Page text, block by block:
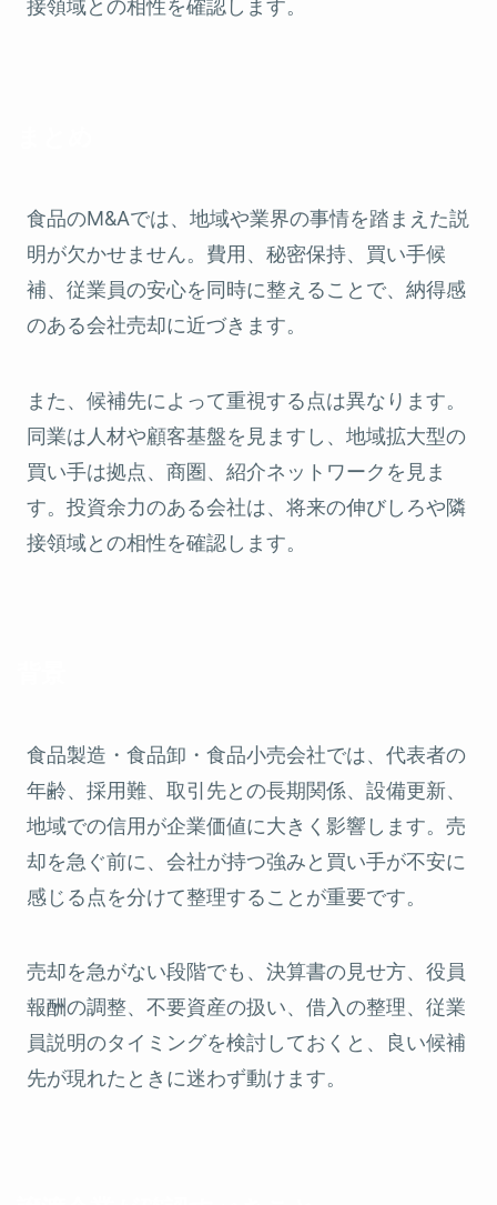
接領域との相性を確認します。
食品のM&Aでは、地域や業界の事情を踏まえた説
明が欠かせません。費用、秘密保持、買い手候
補、従業員の安心を同時に整えることで、納得感
のある会社売却に近づきます。
また、候補先によって重視する点は異なります。
同業は人材や顧客基盤を見ますし、地域拡大型の
買い手は拠点、商圏、紹介ネットワークを見ま
す。投資余力のある会社は、将来の伸びしろや隣
接領域との相性を確認します。
食品製造・食品卸・食品小売会社では、代表者の
年齢、採用難、取引先との長期関係、設備更新、
地域での信用が企業価値に大きく影響します。売
却を急ぐ前に、会社が持つ強みと買い手が不安に
感じる点を分けて整理することが重要です。
売却を急がない段階でも、決算書の見せ方、役員
報酬の調整、不要資産の扱い、借入の整理、従業
員説明のタイミングを検討しておくと、良い候補
先が現れたときに迷わず動けます。